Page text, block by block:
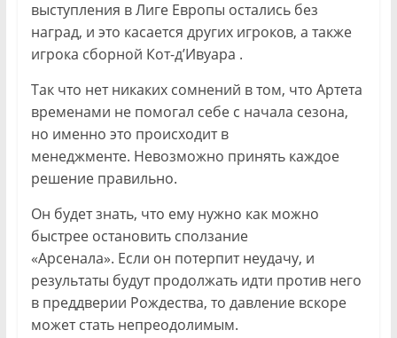
выступления в Лиге Европы остались без
наград, и это касается других игроков, а также
игрока сборной Кот-д’Ивуара .
Так что нет никаких сомнений в том, что Артета
временами не помогал себе с начала сезона,
но именно это происходит в
менеджменте. Невозможно принять каждое
решение правильно.
Он будет знать, что ему нужно как можно
быстрее остановить сползание
«Арсенала». Если он потерпит неудачу, и
результаты будут продолжать идти против него
в преддверии Рождества, то давление вскоре
может стать непреодолимым.